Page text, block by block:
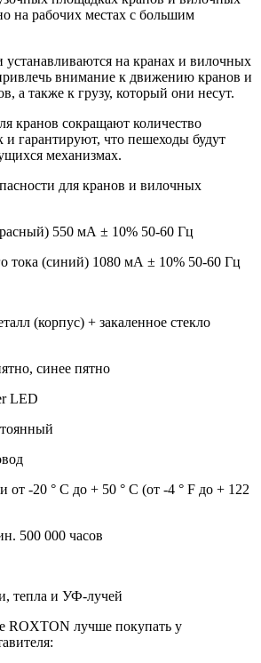
на рабочих местах с большим
устанавливаются на кранах и вилочных
внимание к движению кранов и
а также к грузу, который они несут.
кранов сокращают количество
и гарантируют, что пешеходы будут
механизмах.
для кранов и вилочных
550 мА ± 10% 50-60 Гц
тока (синий) 1080 мА ± 10% 50-60 Гц
(корпус) + закаленное стекло
синее пятно
LED
от -20 ° C до + 50 ° C (от -4 ° F до + 122
500 000 часов
тепла и УФ-лучей
ROXTON лучше покупать у